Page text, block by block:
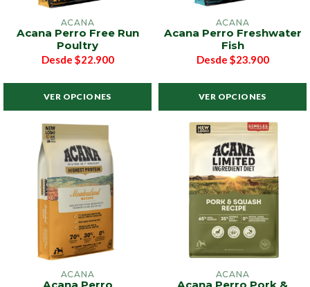
ACANA
Acana Perro Free Run
Poultry
Desde $22.900
VER OPCIONES
ACANA
Acana Perro Freshwater
Fish
Desde $23.900
VER OPCIONES
ACANA
Acana Perro
ACANA
Acana Perro Pork &